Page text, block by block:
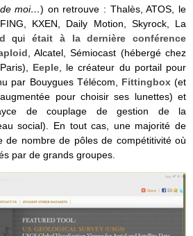
de moi…) on retrouve : Thalès, ATOS, le
KXEN, Daily Motion, Skyrock, La
qui était à la dernière conférence
, Alcatel, Sémiocast (hébergé chez
Eeple, le créateur du portail pour
par Bouygues Télécom, Fittingbox(et
pour choisir ses lunettes) et
de couplage de gestion de la
social). En tout cas, une majorité de
de nombre de pôles de compétitivité où
par de grands groupes.